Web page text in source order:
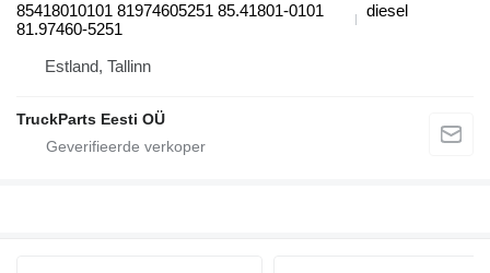
85418010101 81974605251 85.41801-0101
81.97460-5251
diesel
Estland, Tallinn
TruckParts Eesti OÜ